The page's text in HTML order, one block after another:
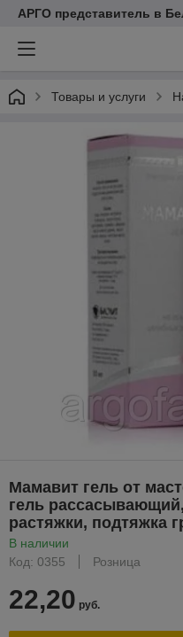
АРГО представитель в
Товары и услуги
Мамавит гель от
гель
растяжки, подтяжка
В наличии
Код: 0355
Розница
22,20 руб.